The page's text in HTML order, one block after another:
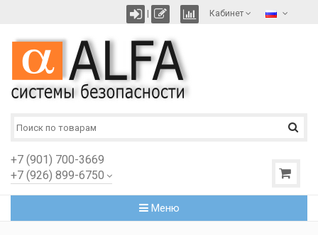
Кабинет
+7 (901) 700-3669
+7 (926) 899-6750
Меню